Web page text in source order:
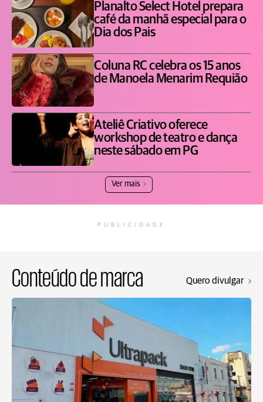
Planalto Select Hotel prepara
café da manhã especial para o
Dia dos Pais
Coluna RC celebra os 15 anos
de Manoela Menarim Requião
Ateliê Criativo oferece
workshop de teatro e dança
neste sábado em PG
Ver mais
PUBLICIDADE
Conteúdo de marca Quero divulgar